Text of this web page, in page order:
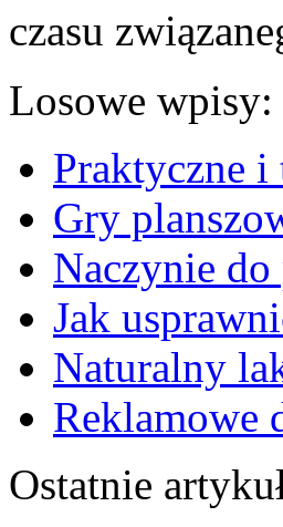
czasu
Losowe wpisy:
Praktyczne i
Gry
Naczynie
Jak
Naturalny
Reklamowe
Ostatnie